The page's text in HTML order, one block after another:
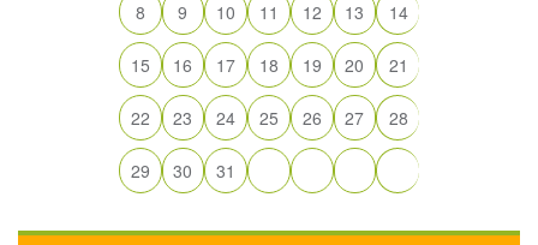
8 9 10 11 12 13 14
15 16 17 18 19 20 21
22 23 24 25 26 27 28
29 30 31